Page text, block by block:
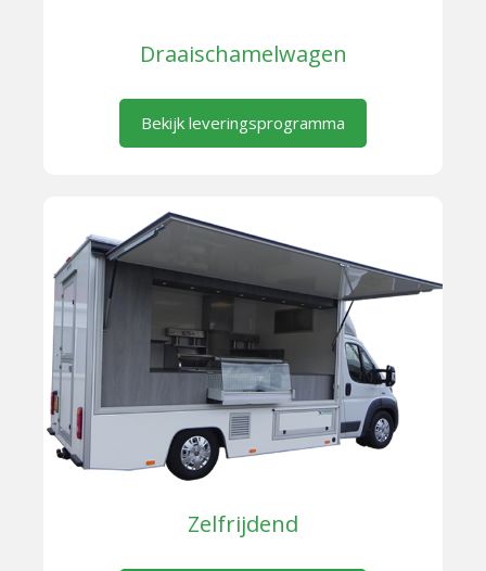
Draaischamelwagen
Bekijk leveringsprogramma
Zelfrijdend